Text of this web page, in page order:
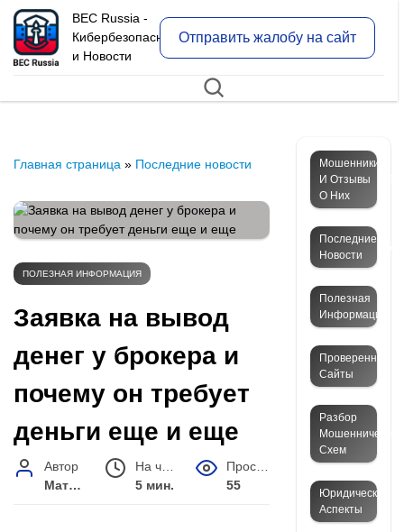
BEC Russia -
Кибербезопасность
и Новости
Отправить жалобу на сайт
Главная страница » Последние новости
ПОЛЕЗНАЯ ИНФОРМАЦИЯ
Заявка на вывод
денег у брокера и
почему он требует
деньги еще и еще
Автор
Матвей Иванов
5 мин.
55
Мошенники
И Отзывы
О Них
Последние
Новости
Полезная
Информация
Проверенные
Сайты
Разбор
Мошеннических
Схем
Юридические
Аспекты